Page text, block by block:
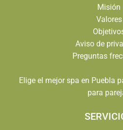
Misión
Valores
Aviso de
Preguntas
Elige el mejor spa en Puebla
para